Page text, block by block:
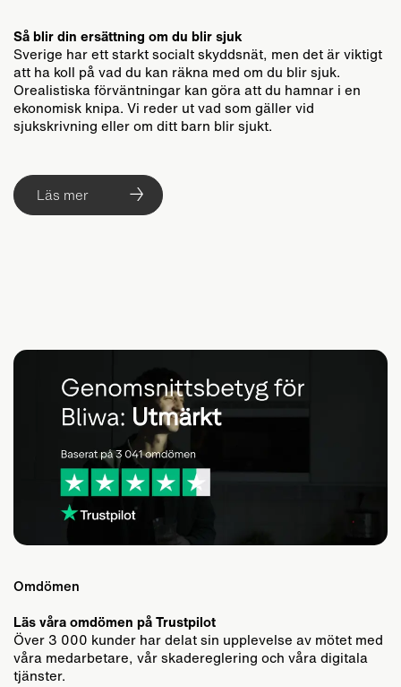
Så blir din ersättning om du blir sjuk
Sverige har ett starkt socialt skyddsnät, men det är viktigt
att ha koll på vad du kan räkna med om du blir sjuk.
Orealistiska förväntningar kan göra att du hamnar i en
ekonomisk knipa. Vi reder ut vad som gäller vid
sjukskrivning eller om ditt barn blir sjukt.
Läs mer
Omdömen
Läs våra omdömen på Trustpilot
Över 3 000 kunder har delat sin upplevelse av mötet med
våra medarbetare, vår skadereglering och våra digitala
tjänster.